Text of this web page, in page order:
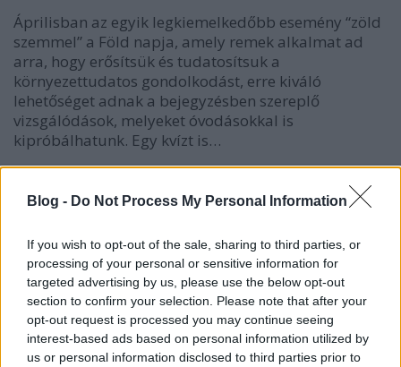
Blog - Do Not Process My Personal Information
If you wish to opt-out of the sale, sharing to third parties, or
processing of your personal or sensitive information for
targeted advertising by us, please use the below opt-out
section to confirm your selection. Please note that after your
opt-out request is processed you may continue seeing
interest-based ads based on personal information utilized by
us or personal information disclosed to third parties prior to
Áprilisban az egyik legkiemelkedőbb esemény “zöld
szemmel” a Föld napja, amely remek alkalmat ad
arra, hogy erősítsük és tudatosítsuk a
környezettudatos gondolkodást, erre kiváló
lehetőséget adnak a bejegyzésben szereplő
vizsgálódások, melyeket óvodásokkal is
kipróbálhatunk. Egy kvízt is…